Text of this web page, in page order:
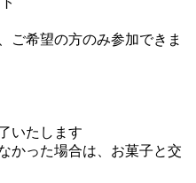
ご希望の方のみ参加できま
いたします
かった場合は、お菓子と交